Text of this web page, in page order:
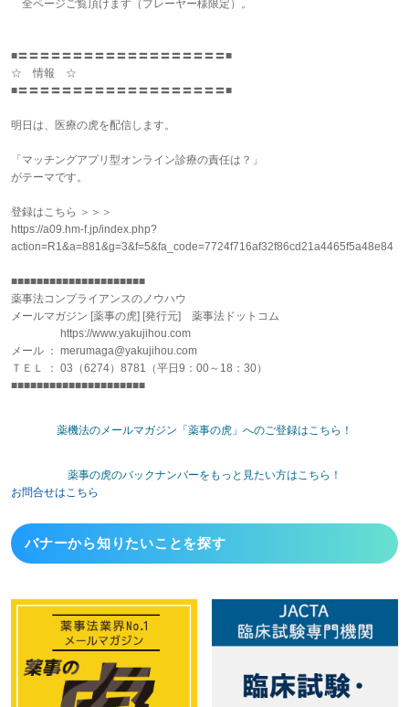
全ページご覧頂けます（プレーヤー様限定）。
■〓〓〓〓〓〓〓〓〓〓〓〓〓〓〓〓〓〓〓■
☆ 情報 ☆
■〓〓〓〓〓〓〓〓〓〓〓〓〓〓〓〓〓〓〓■
明日は、医療の虎を配信します。
「マッチングアプリ型オンライン診療の責任は？」
がテーマです。
登録はこちら ＞＞＞
https://a09.hm-f.jp/index.php?
action=R1&a=881&g=3&f=5&fa_code=7724f716af32f86cd21a4465f5a48e84
■■■■■■■■■■■■■■■■■■■■■
薬事法コンプライアンスのノウハウ
メールマガジン [薬事の虎] [発行元] 薬事法ドットコム
https://www.yakujihou.com
メール ： merumaga@yakujihou.com
ＴＥＬ ： 03（6274）8781（平日9：00～18：30）
■■■■■■■■■■■■■■■■■■■■■
薬機法のメールマガジン「薬事の虎」へのご登録はこちら！
薬事の虎のバックナンバーをもっと見たい方はこちら！
お問合せはこちら
バナーから知りたいことを探す